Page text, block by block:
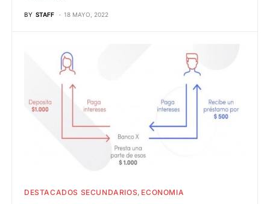
BY STAFF 18 MAYO, 2022
DESTACADOS SECUNDARIOS ECONOMIA